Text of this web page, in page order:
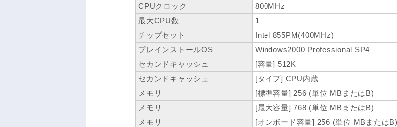
CPUクロック
800MHz
最大CPU数
1
チップセット
Intel 855PM(400MHz)
プレインストールOS
Windows2000 Professional SP4
セカンドキャッシュ
[容量] 512K
セカンドキャッシュ
[タイプ] CPU内蔵
メモリ
[標準容量] 256 (単位 MBまたはB)
メモリ
[最大容量] 768 (単位 MBまたはB)
メモリ
[オンボード容量] 256 (単位 MBまたはB)